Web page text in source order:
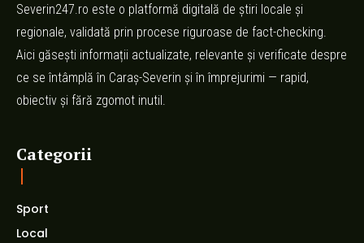
Severin247.ro este o platformă digitală de știri locale și
regionale, validată prin procese riguroase de fact-checking.
Aici găsești informații actualizate, relevante și verificate despre
ce se întâmplă în Caraș-Severin și în împrejurimi — rapid,
obiectiv și fără zgomot inutil.
Categorii
Sport
Local